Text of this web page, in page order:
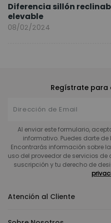
Diferencia sillón
elevable
08/02/2024
Regístrate para
Al enviar este formulario,
informativo. Puedes darte
Encontrarás información sobre
uso del proveedor de servicios de
suscripción y tu derecho de
Atención al Cliente